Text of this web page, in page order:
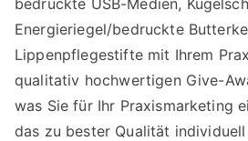
bedruckte USB-Medien,
Energieriegel/bedruckte
Lippenpflegestifte mit Ihrem
qualitativ hochwertigen Give-
was Sie für Ihr Praxismarketing
das zu bester Qualität